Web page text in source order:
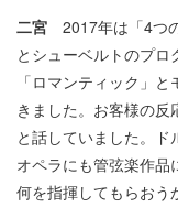
二宮 2017年は「4つ
とシューベルトのプ
「ロマンティック」
きました。お客様の
と話していました。ド
オペラにも管弦楽作品
何を指揮してもらおう